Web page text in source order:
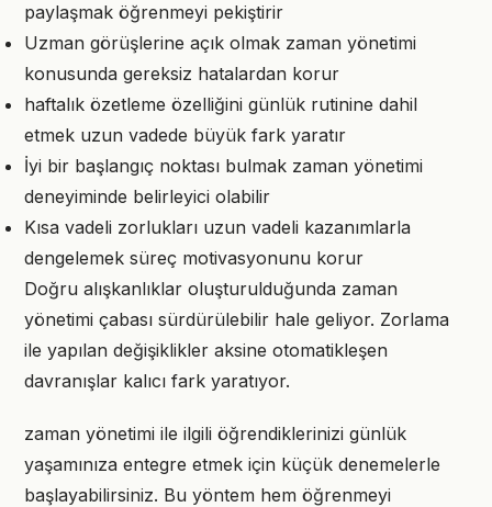
paylaşmak öğrenmeyi pekiştirir
Uzman görüşlerine açık olmak zaman yönetimi
konusunda gereksiz hatalardan korur
haftalık özetleme özelliğini günlük rutinine dahil
etmek uzun vadede büyük fark yaratır
İyi bir başlangıç noktası bulmak zaman yönetimi
deneyiminde belirleyici olabilir
Kısa vadeli zorlukları uzun vadeli kazanımlarla
dengelemek süreç motivasyonunu korur
Doğru alışkanlıklar oluşturulduğunda zaman
yönetimi çabası sürdürülebilir hale geliyor. Zorlama
ile yapılan değişiklikler aksine otomatikleşen
davranışlar kalıcı fark yaratıyor.
zaman yönetimi ile ilgili öğrendiklerinizi günlük
yaşamınıza entegre etmek için küçük denemelerle
başlayabilirsiniz. Bu yöntem hem öğrenmeyi